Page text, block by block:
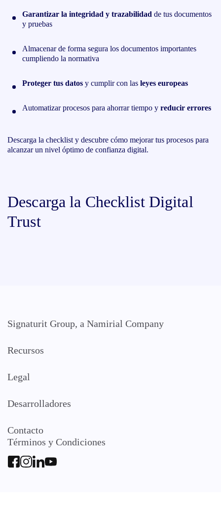
Garantizar la integridad y trazabilidad de tus documentos
y pruebas
Almacenar de forma segura los documentos importantes
cumpliendo la normativa
Proteger tus datos y cumplir con las leyes europeas
Automatizar procesos para ahorrar tiempo y reducir errores
Descarga la checklist y descubre cómo mejorar tus procesos para
alcanzar un nivel óptimo de confianza digital.
Descarga la Checklist Digital
Trust
Signaturit Group, a Namirial Company
Recursos
Legal
Desarrolladores
Contacto
Términos y Condiciones